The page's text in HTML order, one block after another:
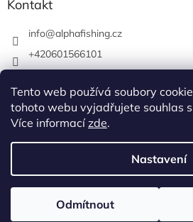
Tento web používá soubory
tohoto webu vyjadřujete souhlas
Více informacízde.
Nastavení
Odmítnout
Kontakt
info@alphafishing.cz
+420601566101
alphafishing.cz
Vytvořil
Copyright 2026AlphaFishing .